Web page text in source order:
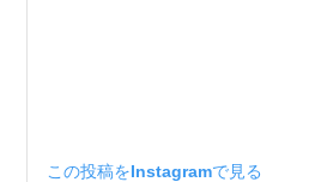
この投稿をInstagramで見る